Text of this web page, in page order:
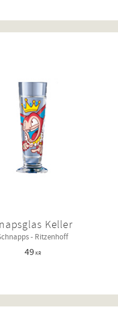
Keller
- Ritzenhoff
49KR